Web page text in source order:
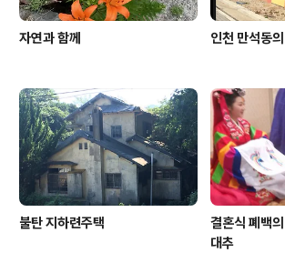
자연과 함께 인천 만석동
불탄 지하련주택
결혼식 폐백
대추